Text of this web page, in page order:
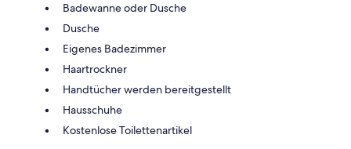
Badewanne oder Dusche
Dusche
Eigenes Badezimmer
Haartrockner
Handtücher werden bereitgestellt
Hausschuhe
Kostenlose Toilettenartikel